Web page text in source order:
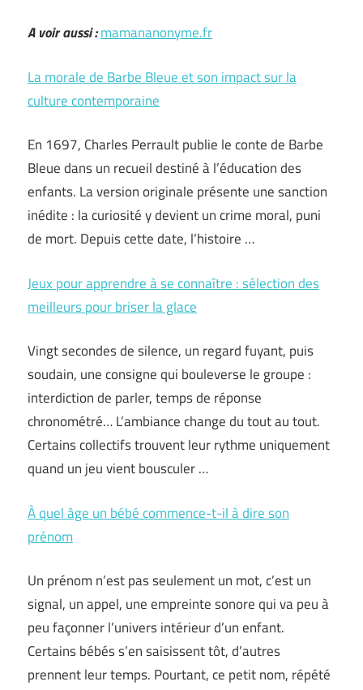
A voir aussi :mamananonyme.fr
La morale de Barbe Bleue et son impact sur la
culture contemporaine
En 1697, Charles Perrault publie le conte de Barbe
Bleue dans un recueil destiné à l’éducation des
enfants. La version originale présente une sanction
inédite : la curiosité y devient un crime moral, puni
de mort. Depuis cette date, l’histoire …
Jeux pour apprendre à se connaître : sélection des
meilleurs pour briser la glace
Vingt secondes de silence, un regard fuyant, puis
soudain, une consigne qui bouleverse le groupe :
interdiction de parler, temps de réponse
chronométré… L’ambiance change du tout au tout.
Certains collectifs trouvent leur rythme uniquement
quand un jeu vient bousculer …
À quel âge un bébé commence-t-il à dire son
prénom
Un prénom n’est pas seulement un mot, c’est un
signal, un appel, une empreinte sonore qui va peu à
peu façonner l’univers intérieur d’un enfant.
Certains bébés s’en saisissent tôt, d’autres
prennent leur temps. Pourtant, ce petit nom, répété